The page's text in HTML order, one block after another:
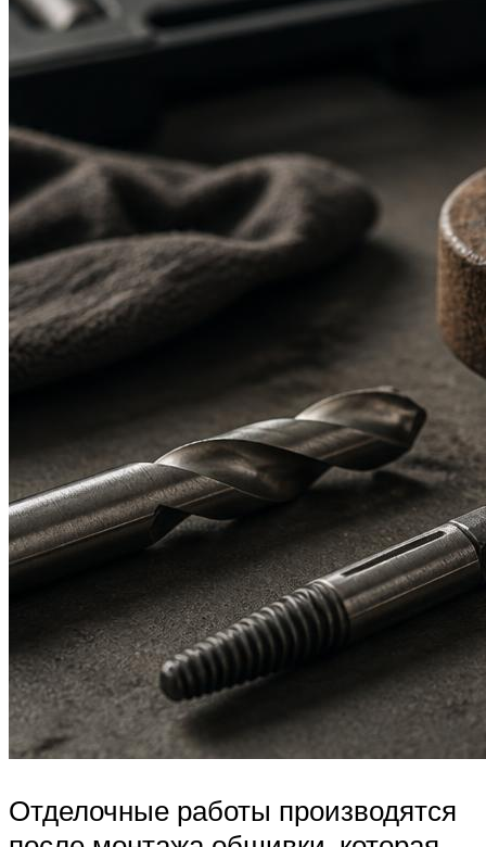
Отделочные работы производятся